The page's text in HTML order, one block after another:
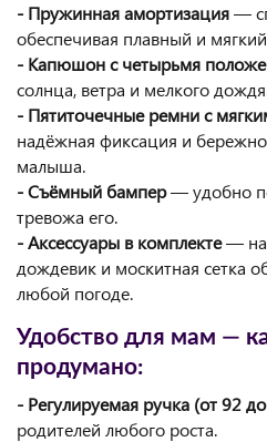
- Пружинная амортизация—
обеспечивая плавный и
- Капюшон с четырьмя
солнца, ветра и мелкого
- Пятиточечные ремни с
надёжная фиксация и
малыша.
- Съёмный бампер— удобно
тревожа его.
- Аксессуары в комплекте—
дождевик и москитная сетка
любой погоде.
Удобство для мам —
продумано:
- Регулируемая ручка (от 92
родителей любого роста.